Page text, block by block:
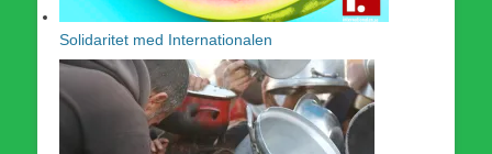
Solidaritet med Internationalen